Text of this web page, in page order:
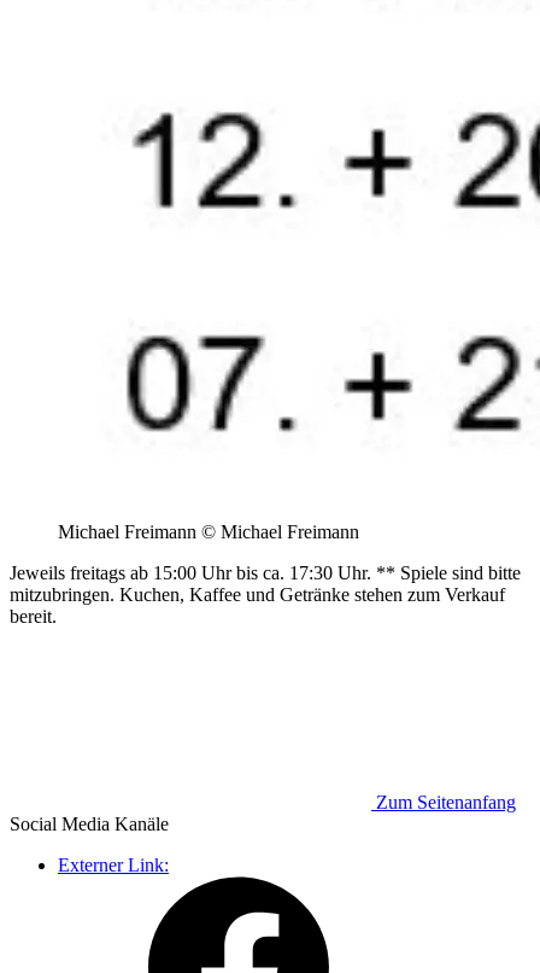
Michael Freimann © Michael Freimann
Jeweils freitags ab 15:00 Uhr bis ca. 17:30 Uhr. ** Spiele sind bitte
mitzubringen. Kuchen, Kaffee und Getränke stehen zum Verkauf
bereit.
Zum Seitenanfang
Social Media Kanäle
Externer Link: